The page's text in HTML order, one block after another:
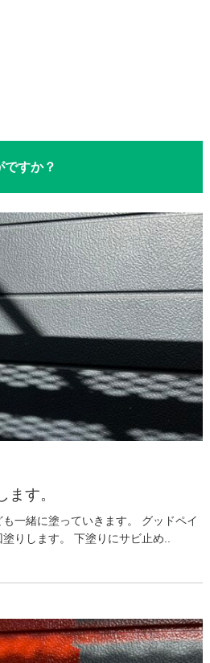
ですか？
す。
一緒に塗っていきます。 グッドペイ
りします。 下塗りにサビ止め..